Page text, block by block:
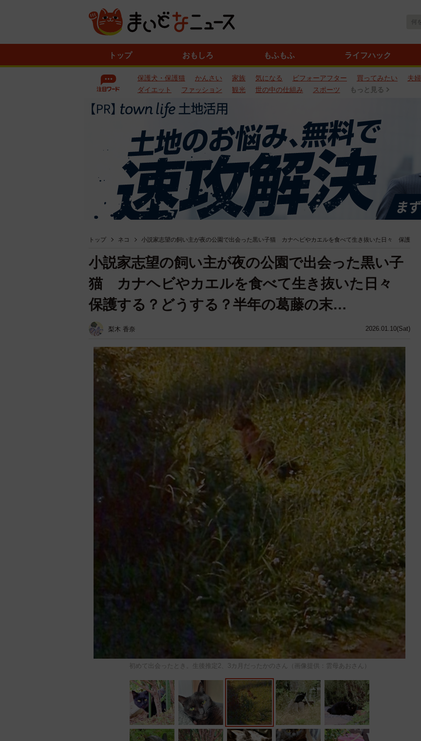
トップ おもしろ もふもふ ライフハック
保護犬・保護猫 かんさい 家族 気になる ビフォーアフター 買ってみたい 夫婦
ダイエット
ファッション 観光 世の中の仕組み スポーツ もっと見る
トップ ネコ 小説家志望の飼い主が夜の公園で出会った黒い子猫 カナヘビやカエルを食べて生き抜いた日々 保護
2026.01.10(Sat)
小説家志望の飼い主が夜の公園で出会った黒い子
猫 カナヘビやカエルを食べて生き抜いた日々
保護する？どうする？半年の葛藤の末…
梨木 香奈
初めて出会ったとき。生後推定2、3カ月だったかのさん（画像提供：雲母あおさん）